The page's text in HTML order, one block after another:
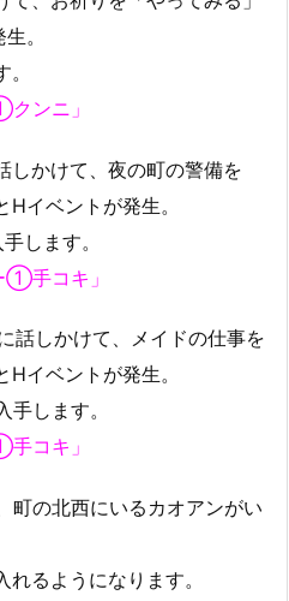
。
ンニ」
しかけて、夜の町の警備を
Hイベントが発生。
手します。
①手コキ」
話しかけて、メイドの仕事を
Hイベントが発生。
手します。
コキ」
町の北西にいるカオアンがい
れるようになります。